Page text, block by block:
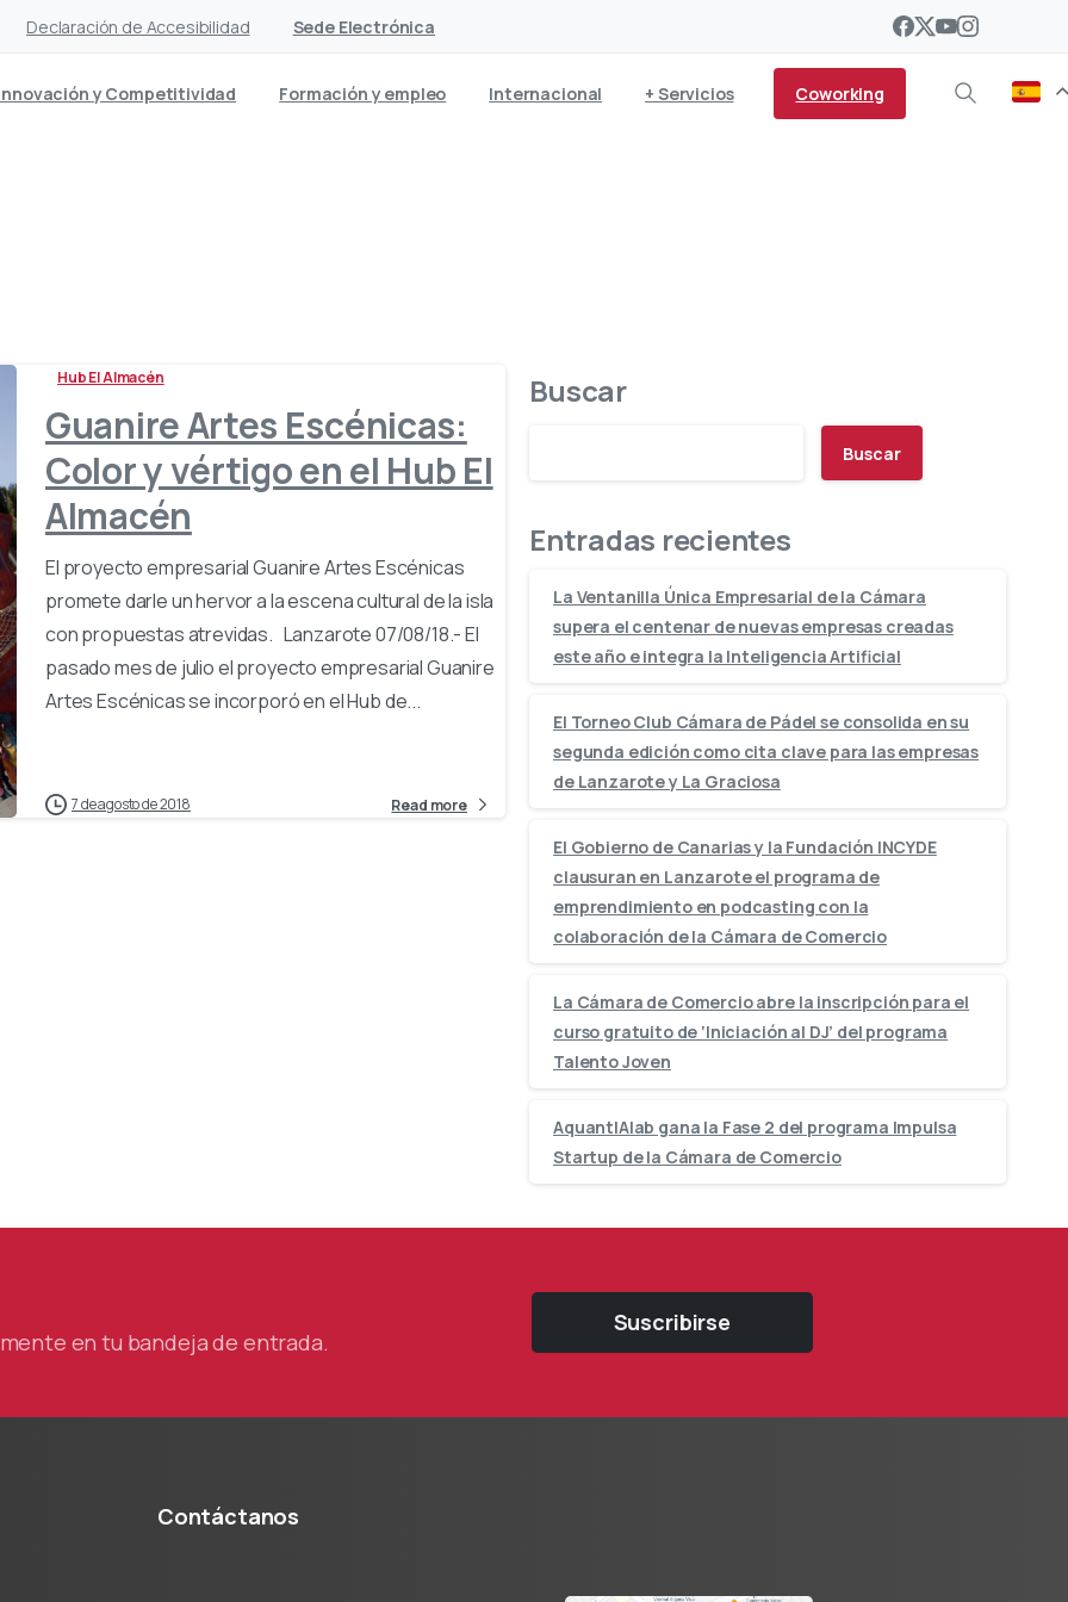
Declaración de Accesibilidad Sede Electrónica
y Competitividad Formación y empleo Internacional + Servicios Coworking
Hub El Almacén
Guanire Artes Escénicas:
Color y vértigo en el Hub El
Almacén
El proyecto empresarial Guanire Artes Escénicas
promete darle un hervor a la escena cultural de la isla
con propuestas atrevidas. Lanzarote 07/08/18.- El
pasado mes de julio el proyecto empresarial Guanire
Artes Escénicas se incorporó en el Hub de...
7 de agosto de 2018 Read more
Buscar
Buscar
Entradas recientes
La Ventanilla Única Empresarial de la Cámara
supera el centenar de nuevas empresas creadas
este año e integra la Inteligencia Artificial
El Torneo Club Cámara de Pádel se consolida en su
segunda edición como cita clave para las empresas
de Lanzarote y La Graciosa
El Gobierno de Canarias y la Fundación INCYDE
clausuran en Lanzarote el programa de
emprendimiento en podcasting con la
colaboración de la Cámara de Comercio
La Cámara de Comercio abre la inscripción para el
curso gratuito de ‘Iniciación al DJ’ del programa
Talento Joven
AquantIAlab gana la Fase 2 del programa Impulsa
Startup de la Cámara de Comercio
en tu bandeja de entrada.
Suscribirse
Contáctanos